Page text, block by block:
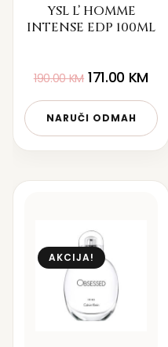
YSL L’ HOMME
INTENSE EDP 100ML
190.00KM 171.00 KM
NARUČI ODMAH
AKCIJA!